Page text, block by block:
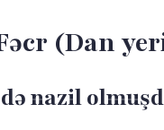
(Dan
nazil